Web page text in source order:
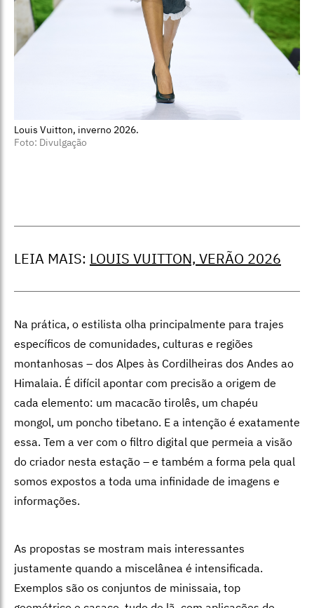
Louis Vuitton, inverno 2026.
Foto: Divulgação
LEIA MAIS: LOUIS VUITTON, VERÃO 2026
Na prática, o estilista olha principalmente para trajes
específicos de comunidades, culturas e regiões
montanhosas – dos Alpes às Cordilheiras dos Andes ao
Himalaia. É difícil apontar com precisão a origem de
cada elemento: um macacão tirolês, um chapéu
mongol, um poncho tibetano. E a intenção é exatamente
essa. Tem a ver com o filtro digital que permeia a visão
do criador nesta estação – e também a forma pela qual
somos expostos a toda uma infinidade de imagens e
informações.
As propostas se mostram mais interessantes
justamente quando a miscelânea é intensificada.
Exemplos são os conjuntos de minissaia, top